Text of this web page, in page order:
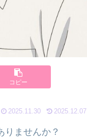
コピー
2025.11.30 2025.12.07
ませんか？